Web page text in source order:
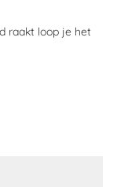
raakt loop je het